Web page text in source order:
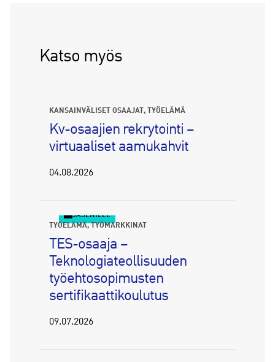
Katso myös
KANSAINVÄLISET OSAAJAT TYÖELÄMÄ
Kv-osaajien rekrytointi –
virtuaaliset aamukahvit
04.08.2026
JÄSENILLE
TYÖELÄMÄ TYÖMARKKINAT
TES-osaaja –
Teknologiateollisuuden
työehtosopimusten
sertifikaattikoulutus
09.07.2026